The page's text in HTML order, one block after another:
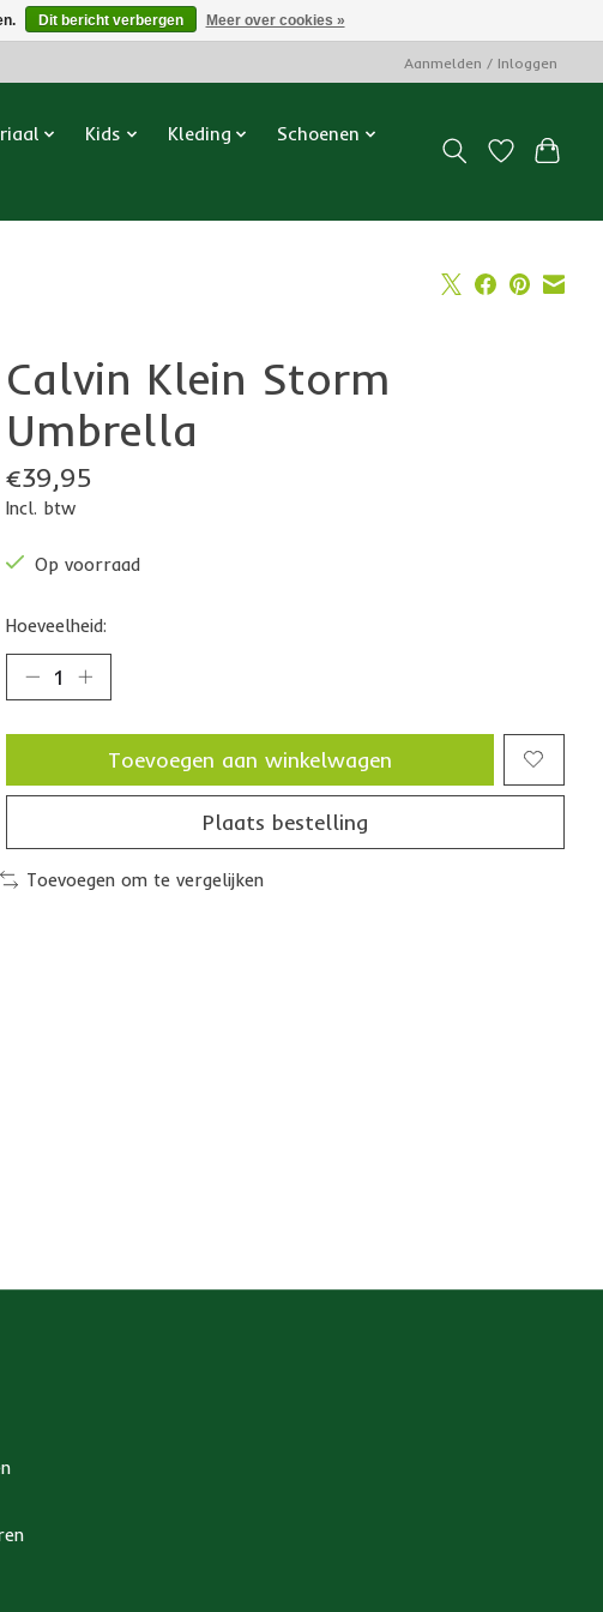
Aanmelden / Inloggen
Kids Kleding
Schoenen
Calvin Klein Storm
Umbrella
€39,95
Incl. btw
Op voorraad
Hoeveelheid:
Toevoegen aan winkelwagen
Plaats bestelling
Toevoegen om te vergelijken
Dit bericht verbergen Meer over cookies »